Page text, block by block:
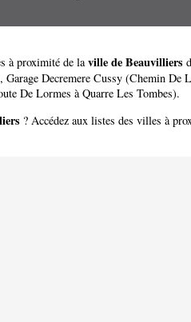
à proximité de laville de Beauvilliers
, Garage Decremere Cussy (Chemin De
De Lormes à Quarre Les Tombes).
? Accédez aux listes des villes à